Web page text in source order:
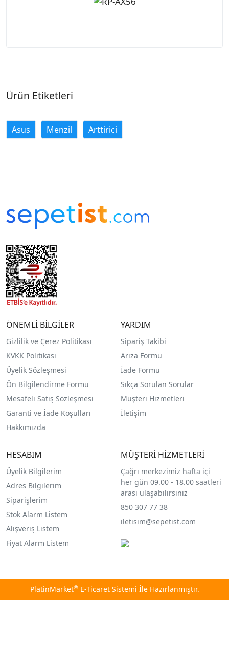
Ürün Etiketleri
Asus Menzil Arttirici
ÖNEMLİ BİLGİLER
Gizlilik ve Çerez Politikası
KVKK Politikası
Üyelik Sözleşmesi
Ön Bilgilendirme Formu
Mesafeli Satış Sözleşmesi
Garanti ve İade Koşulları
Hakkımızda
YARDIM
Sipariş Takibi
Arıza Formu
İade Formu
Sıkça Sorulan Sorular
Müşteri Hizmetleri
İletişim
HESABIM
Üyelik Bilgilerim
Adres Bilgilerim
Siparişlerim
Stok Alarm Listem
Alışveriş Listem
Fiyat Alarm Listem
MÜŞTERİ HİZMETLERİ
Çağrı merkezimiz hafta içi
her gün 09.00 - 18.00 saatleri
arası ulaşabilirsiniz
850 307 77 38
iletisim@sepetist.com
PlatinMarket®E-Ticaret Sistemi İle Hazırlanmıştır.